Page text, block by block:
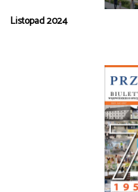
Listopad 2024